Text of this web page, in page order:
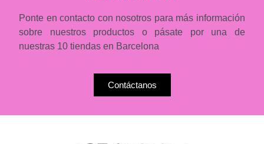
Ponte en contacto con nosotros para más información
sobre nuestros productos o pásate por una de
nuestras 10 tiendas en Barcelona
Contáctanos